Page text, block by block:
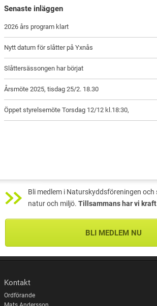
Senaste inläggen
2026 års program klart
Nytt datum för slåtter på Yxnås
Slåttersässongen har börjat
Årsmöte 2025, tisdag 25/2. 18.30
Öppet styrelsemöte Torsdag 12/12 kl.18:30,
Bli medlem i Naturskyddsföreningen
natur och miljö. Tillsammans har vi
BLI MEDLEM NU
Kontakt
Ordförande